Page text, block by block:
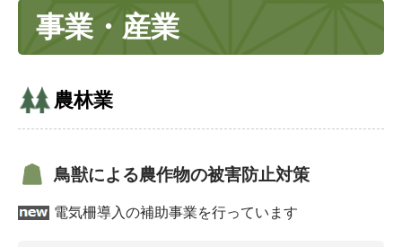
事業・産業
農林業
鳥獣による農作物の被害防止対策
電気柵導入の補助事業を行っています